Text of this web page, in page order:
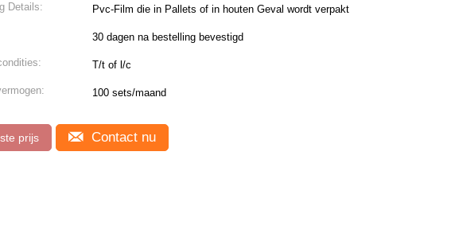
Details: Pvc-Film die in Pallets of in houten Geval wordt verpakt
30 dagen na bestelling bevestigd
T/t of l/c
100 sets/maand
prijs Contact nu